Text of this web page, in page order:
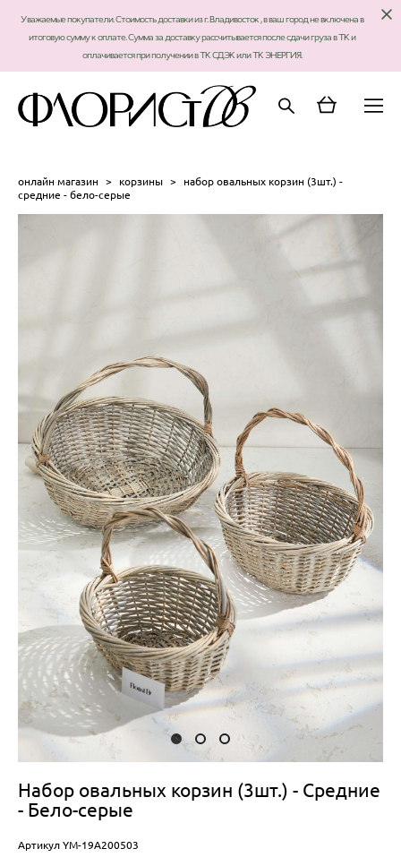
Уважаемые покупатели. Стоимость доставки из г. Владивосток , в ваш город не включена в
итоговую сумму к оплате. Сумма за доставку рассчитывается после сдачи груза в ТК и
оплачивается при получении в ТК СДЭК или ТК ЭНЕРГИЯ.
онлайн магазин > корзины > набор овальных корзин (3шт.) -
средние - бело-серые
Набор овальных корзин (3шт.) - Средние
- Бело-серые
Артикул YM-19A200503